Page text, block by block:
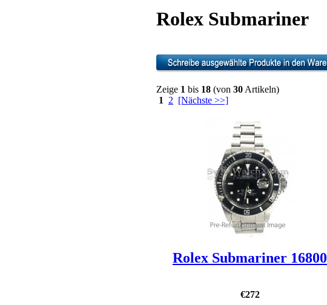
Rolex Submariner
Zeige 1 bis 18 (von 30 Artikeln)
1
2 [Nächste >>]
Rolex Submariner 16800
€272